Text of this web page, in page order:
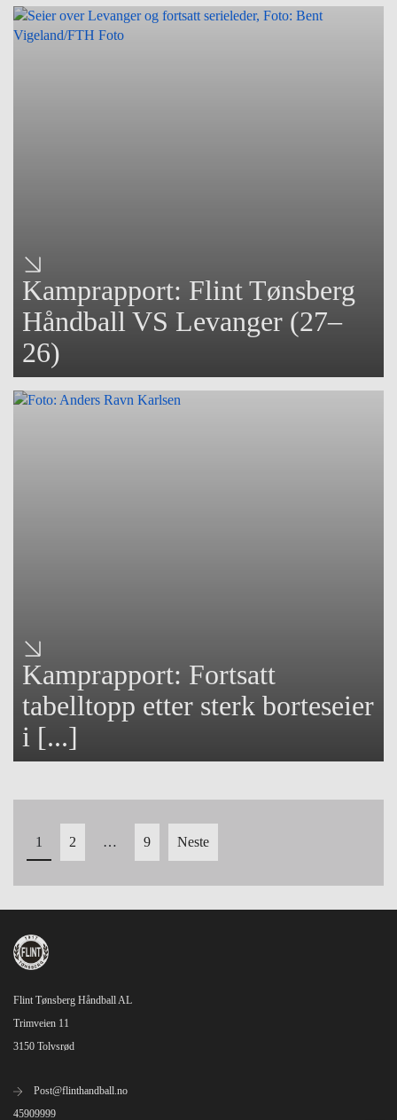
Kamprapport: Flint Tønsberg
Håndball VS Levanger (27–
26)
Kamprapport: Fortsatt
tabelltopp etter sterk borteseier
i [...]
Innleggnavigasjon
1 2 … 9 Neste
Flint Tønsberg Håndball AL
Trimveien 11
3150 Tolvsrød
Post@flinthandball.no
45909999